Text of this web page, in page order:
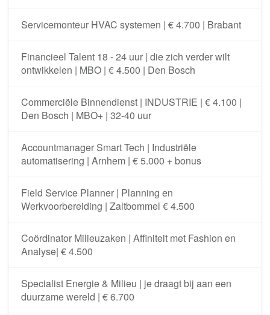
Servicemonteur HVAC systemen | € 4.700 | Brabant
Financieel Talent 18 - 24 uur | die zich verder wilt
ontwikkelen | MBO | € 4.500 | Den Bosch
Commerciële Binnendienst | INDUSTRIE | € 4.100 |
Den Bosch | MBO+ | 32-40 uur
Accountmanager Smart Tech | Industriële
automatisering | Arnhem | € 5.000 + bonus
Field Service Planner | Planning en
Werkvoorbereiding | Zaltbommel € 4.500
Coördinator Milieuzaken | Affiniteit met Fashion en
Analyse| € 4.500
Specialist Energie & Milieu | je draagt bij aan een
duurzame wereld | € 6.700